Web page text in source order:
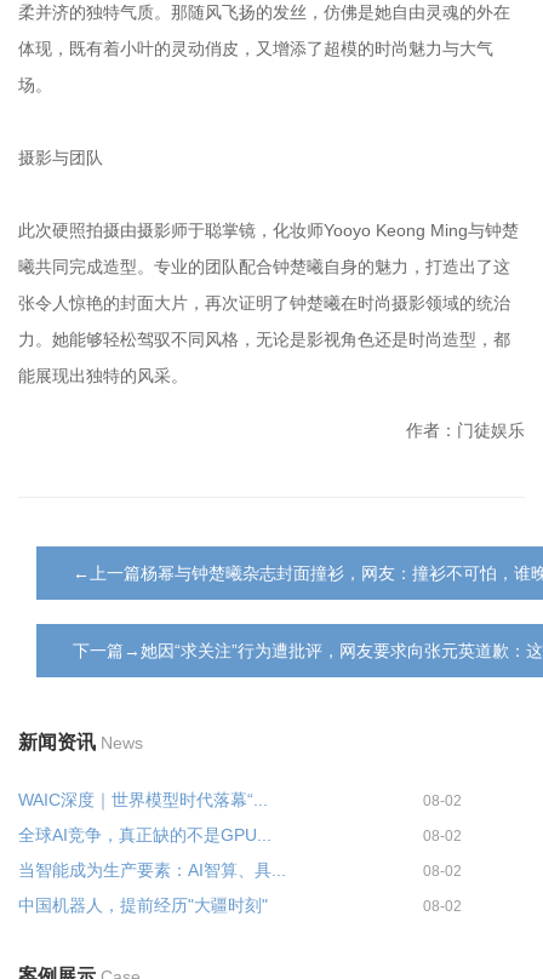
柔并济的独特气质。那随风飞扬的发丝，仿佛是她自由灵魂的外在
体现，既有着小叶的灵动俏皮，又增添了超模的时尚魅力与大气
场。
摄影与团队
此次硬照拍摄由摄影师于聪掌镜，化妆师Yooyo Keong Ming与钟楚
曦共同完成造型。专业的团队配合钟楚曦自身的魅力，打造出了这
张令人惊艳的封面大片，再次证明了钟楚曦在时尚摄影领域的统治
力。她能够轻松驾驭不同风格，无论是影视角色还是时尚造型，都
能展现出独特的风采。
作者：门徒娱乐
←上一篇杨幂与钟楚曦杂志封面撞衫，网友：撞衫不可怕，谁
下一篇→她因“求关注”行为遭批评，网友要求向张元英道歉：
新闻资讯 News
WAIC深度｜世界模型时代落幕“... 08-02
全球AI竞争，真正缺的不是GPU... 08-02
当智能成为生产要素：AI智算、具... 08-02
中国机器人，提前经历"大疆时刻" 08-02